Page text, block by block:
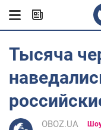
Тысяча
OBOZ.UA